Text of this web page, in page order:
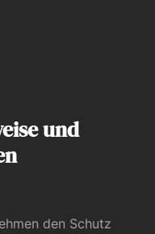
und
den Schutz